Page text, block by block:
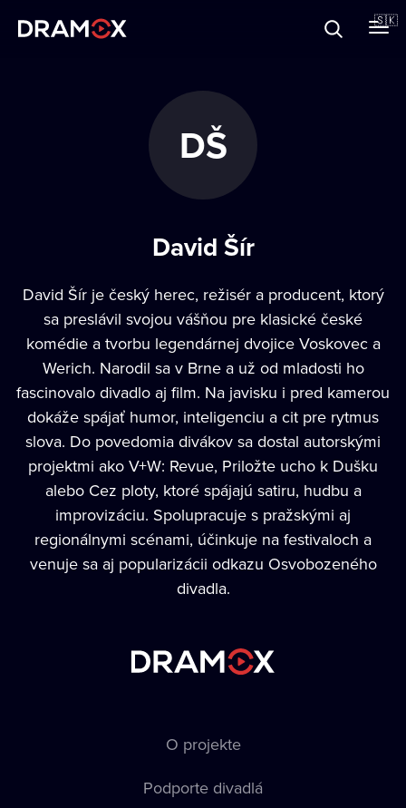
🇸🇰
DŠ
David Šír
David Šír je český herec, režisér a producent, ktorý
sa preslávil svojou vášňou pre klasické české
komédie a tvorbu legendárnej dvojice Voskovec a
Werich. Narodil sa v Brne a už od mladosti ho
fascinovalo divadlo aj film. Na javisku i pred kamerou
dokáže spájať humor, inteligenciu a cit pre rytmus
slova. Do povedomia divákov sa dostal autorskými
projektmi ako V+W: Revue, Priložte ucho k Dušku
alebo Cez ploty, ktoré spájajú satiru, hudbu a
improvizáciu. Spolupracuje s pražskými aj
regionálnymi scénami, účinkuje na festivaloch a
venuje sa aj popularizácii odkazu Osvobozeného
divadla.
O projekte
Podporte divadlá